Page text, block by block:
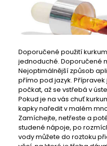
Doporučené použití
jednoduché. Doporučené
Nejoptimálnější způsob
přímo pod jazyk.
počkat, až se vstřebá v
Pokud je na vás chuť
kapky naředit v malém
Zamíchejte, netřeste a
studené nápoje, po
vody můžete do roztoku